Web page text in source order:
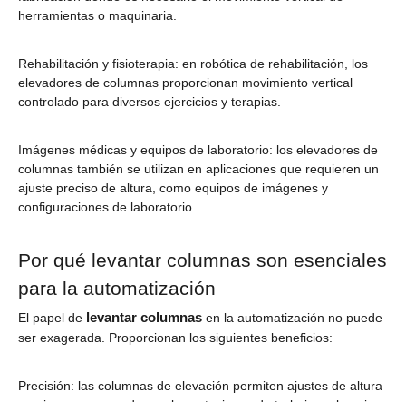
herramientas o maquinaria.
Rehabilitación y fisioterapia: en robótica de rehabilitación, los
elevadores de columnas proporcionan movimiento vertical
controlado para diversos ejercicios y terapias.
Imágenes médicas y equipos de laboratorio: los elevadores de
columnas también se utilizan en aplicaciones que requieren un
ajuste preciso de altura, como equipos de imágenes y
configuraciones de laboratorio.
Por qué levantar columnas son esenciales
para la automatización
El papel de levantar columnas en la automatización no puede
ser exagerada. Proporcionan los siguientes beneficios:
Precisión: las columnas de elevación permiten ajustes de altura